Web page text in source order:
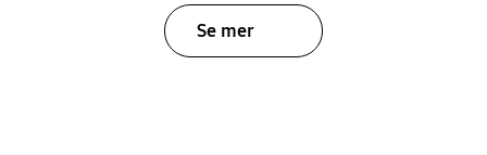
Se mer